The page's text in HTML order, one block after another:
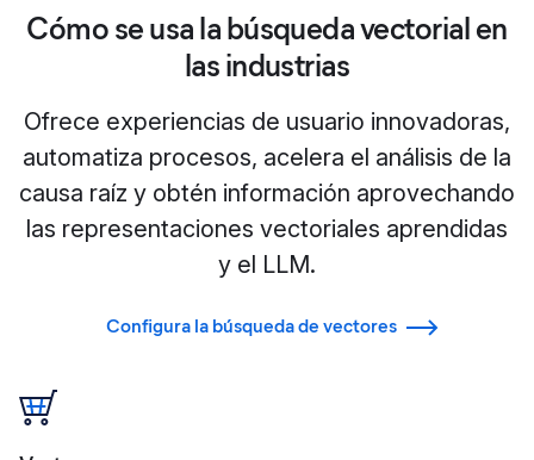
Cómo se usa la búsqueda vectorial en
las industrias
Ofrece experiencias de usuario innovadoras,
automatiza procesos, acelera el análisis de la
causa raíz y obtén información aprovechando
las representaciones vectoriales aprendidas
y el LLM.
Configura la búsqueda de vectores